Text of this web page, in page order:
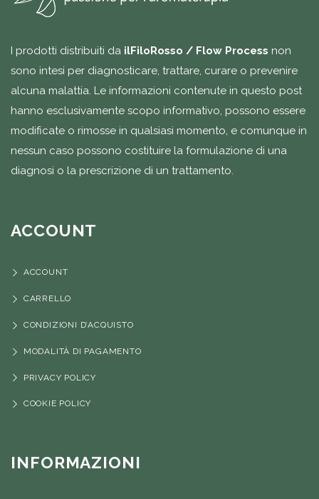
I prodotti distribuiti da ilFiloRosso / Flow Process non
sono intesi per diagnosticare, trattare, curare o prevenire
alcuna malattia. Le informazioni contenute in questo post
hanno esclusivamente scopo informativo, possono essere
modificate o rimosse in qualsiasi momento, e comunque in
nessun caso possono costituire la formulazione di una
diagnosi o la prescrizione di un trattamento.
ACCOUNT
ACCOUNT
CARRELLO
CONDIZIONI D’ACQUISTO
MODALITÀ DI PAGAMENTO
PRIVACY POLICY
COOKIE POLICY
INFORMAZIONI